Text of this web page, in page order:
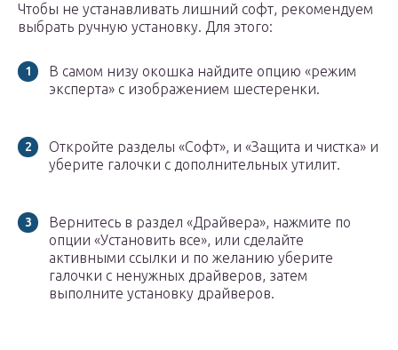
Чтобы не устанавливать лишний софт, рекомендуем
выбрать ручную установку. Для этого:
В самом низу окошка найдите опцию «режим
эксперта» с изображением шестеренки.
Откройте разделы «Софт», и «Защита и чистка» и
уберите галочки с дополнительных утилит.
Вернитесь в раздел «Драйвера», нажмите по
опции «Установить все», или сделайте
активными ссылки и по желанию уберите
галочки с ненужных драйверов, затем
выполните установку драйверов.